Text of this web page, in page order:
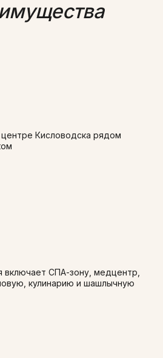
Кисловодска рядом
включает СПА-зону, медцентр,
кулинарию и шашлычную